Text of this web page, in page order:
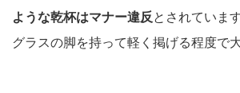
ような乾杯はマナー違反 とされています
グラスの脚を持って軽く掲げる程度で